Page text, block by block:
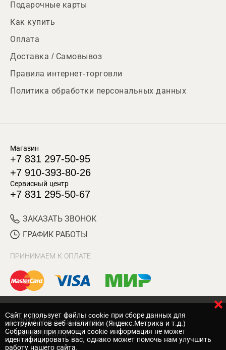
Подарочные карты
Как купить
Оплата
Доставка / Самовывоз
Правила интернет-торговли
Политика обработки персональных данных
Магазин
+7 831 297-50-95
+7 910-393-80-26
Сервисный центр
+7 831 295-50-67
ЗАКАЗАТЬ ЗВОНОК
ГРАФИК РАБОТЫ
ПРИНИМАЕМ К ОПЛАТЕ
© 2017 Магазин Хозяин
Нижний Новгород
Cайт использует файлы cookie при сборе данных для
инструментов веб-аналитики (Яндекс.Метрика и т.д.)
Собранная при помощи cookie информация не может
идентифицировать вас, однако может помочь нам улучшить
работу нашего сайта.